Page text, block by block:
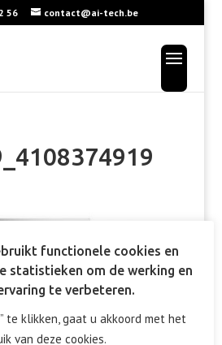
56 contact@ai-tech.be
functionele cookies en
statistieken om de werking en
te verbeteren.
te klikken, gaat u akkoord met het
van deze cookies.